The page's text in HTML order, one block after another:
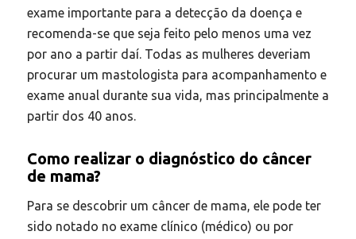
exame importante para a detecção da doença e
recomenda-se que seja feito pelo menos uma vez
por ano a partir daí. Todas as mulheres deveriam
procurar um mastologista para acompanhamento e
exame anual durante sua vida, mas principalmente a
partir dos 40 anos.
Como realizar o diagnóstico do câncer
de mama?
Para se descobrir um câncer de mama, ele pode ter
sido notado no exame clínico (médico) ou por